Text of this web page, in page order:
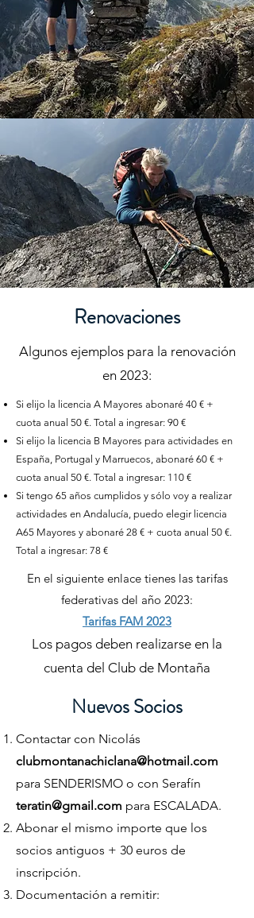
Renovaciones
Algunos ejemplos para la renovación
en 2023:
Si elijo la licencia A Mayores abonaré 40 € +
cuota anual 50 €. Total a ingresar: 90 €
Si elijo la licencia B Mayores para actividades en
España, Portugal y Marruecos, abonaré 60 € +
cuota anual 50 €. Total a ingresar: 110 €
Si tengo 65 años cumplidos y sólo voy a realizar
actividades en Andalucía, puedo elegir licencia
A65 Mayores y abonaré 28 € + cuota anual 50 €.
Total a ingresar: 78 €
En el siguiente enlace tienes las tarifas
federativas del año 2023:
Tarifas FAM 2023
​Los pagos deben realizarse en la
cuenta del Club de Montaña
nombre y apellidos del interesado:
ES70 2100 8585 1922 0011
Nota
Este año todas las tarjetas serán digitales. Si alguien
quiere la tarjeta física en plástico debe abonar 5 €
Nuevos Socios
Contactar con Nicolás
clubmontanachiclana@hotmail.com
para SENDERISMO o con Serafín
teratin@gmail.com para ESCALADA.
Abonar el mismo importe que los
socios antiguos + 30 euros de
inscripción.
Documentación a remitir: